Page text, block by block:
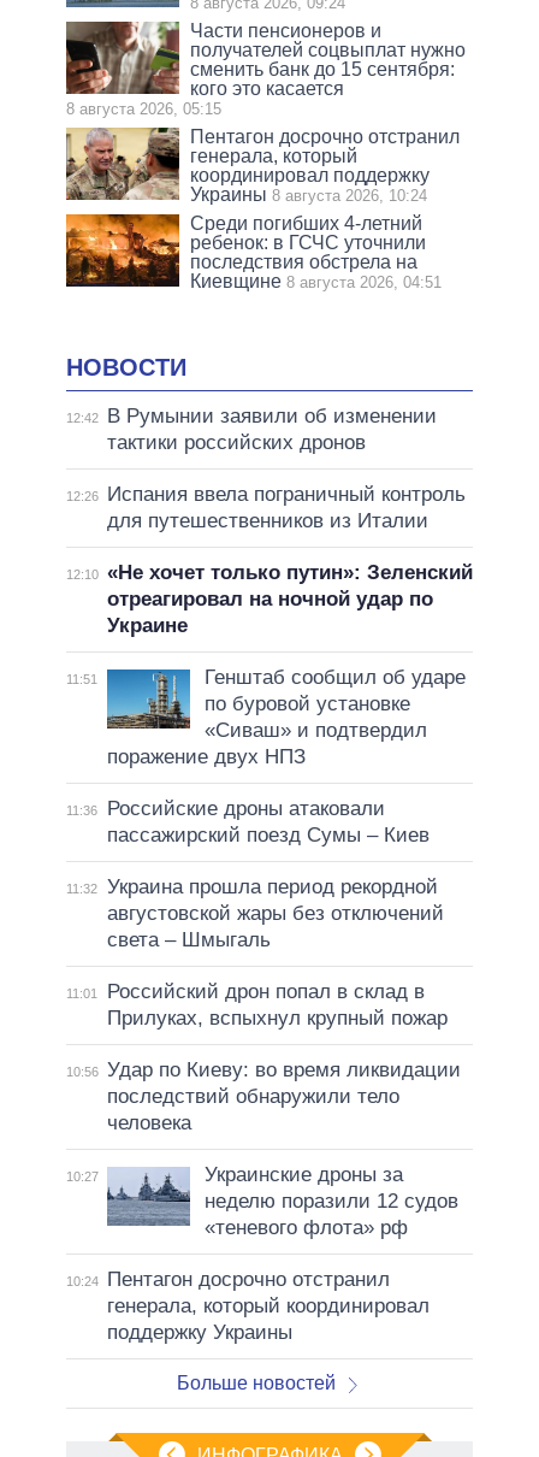
Части пенсионеров и
получателей соцвыплат нужно
сменить банк до 15 сентября:
кого это касается
8 августа 2026, 05:15
Пентагон досрочно отстранил
генерала, который
координировал поддержку
Украины 8 августа 2026, 10:24
Среди погибших 4-летний
ребенок: в ГСЧС уточнили
последствия обстрела на
Киевщине 8 августа 2026, 04:51
НОВОСТИ
12:42
В Румынии заявили об изменении
тактики российских дронов
12:26
Испания ввела пограничный контроль
для путешественников из Италии
12:10 «Не хочет только путин»: Зеленский
отреагировал на ночной удар по
Украине
11:51
Генштаб сообщил об ударе
по буровой установке
«Сиваш» и подтвердил
поражение двух НПЗ
11:36
Российские дроны атаковали
пассажирский поезд Сумы – Киев
11:32
Украина прошла период рекордной
августовской жары без отключений
света – Шмыгаль
11:01
Российский дрон попал в склад в
Прилуках, вспыхнул крупный пожар
10:56 Удар по Киеву: во время ликвидации
последствий обнаружили тело
человека
10:27
Украинские дроны за
неделю поразили 12 судов
«теневого флота» рф
10:24
Пентагон досрочно отстранил
генерала, который координировал
поддержку Украины
Больше новостей